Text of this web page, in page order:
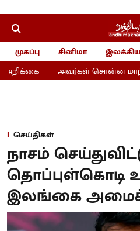
முகப்பு சினிமா
அவர்கள் சொன்ன
செய்திகள்
நாசம்
தொப்புள்கொடி
இலங்கை